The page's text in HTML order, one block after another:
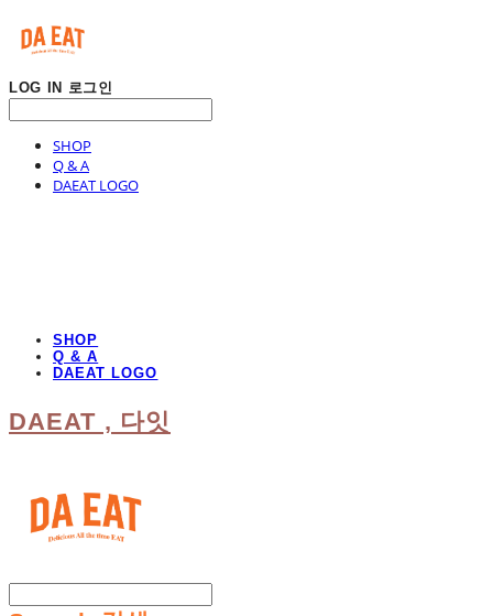
LOG IN 로그인
SHOP
Q & A
DAEAT LOGO
SHOP
Q & A
DAEAT LOGO
DAEAT , 다잇